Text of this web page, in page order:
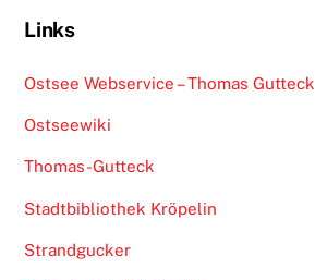
Links
Ostsee Webservice – Thomas Gutteck
Ostseewiki
Thomas-Gutteck
Stadtbibliothek Kröpelin
Strandgucker